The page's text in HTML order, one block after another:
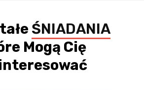
ŚNIADANIA
Mogą Cię